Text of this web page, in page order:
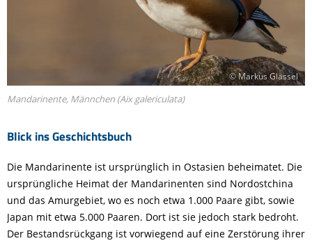
Blick ins Geschichtsbuch
© Markus Glässel
Mandarinente, Männchen (Aix galericulata)
Die Mandarinente ist ursprünglich in Ostasien beheimatet. Die
ursprüngliche Heimat der Mandarinenten sind Nordostchina
und das Amurgebiet, wo es noch etwa 1.000 Paare gibt, sowie
Japan mit etwa 5.000 Paaren. Dort ist sie jedoch stark bedroht.
Der Bestandsrückgang ist vorwiegend auf eine Zerstörung ihrer